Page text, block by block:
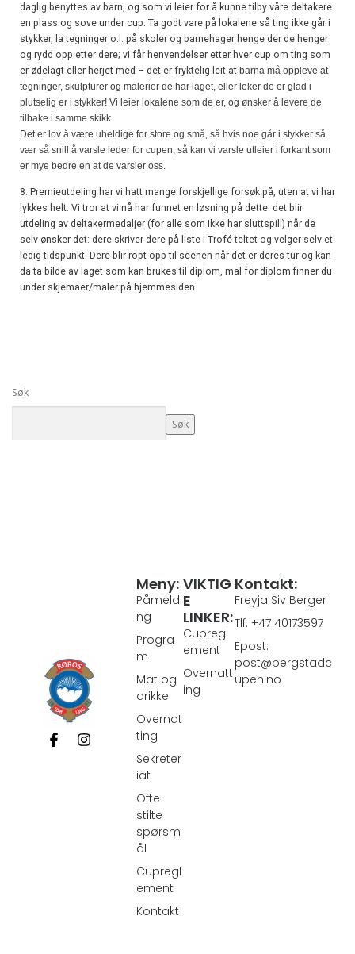
daglig benyttes av barn, og som vi leier for å kunne tilby våre deltakere
en plass og sove under cup. Ta godt vare på lokalene så ting ikke går i
stykker, la tegninger o.l. på skoler og barnehager henge der de henger
og rydd opp etter dere; vi får henvendelser etter hver cup om ting som
er ødelagt eller herjet med – det er fryktelig leit at barna må oppleve at
tegninger, skulpturer og malerier de har laget, eller leker de er glad i
plutselig er i stykker! Vi leier lokalene som de er, og ønsker å levere de
tilbake i samme skikk.
Det er lov å være uheldige for store og små, så hvis noe går i stykker så
vær så snill å varsle leder for cupen, så kan vi varsle utleier i forkant som
er mye bedre en at de varsler oss.
8. Premieutdeling har vi hatt mange forskjellige forsøk på, uten at vi har
lykkes helt. Vi tror at vi nå har funnet en løsning på dette: det blir
utdeling av deltakermedaljer (for alle som ikke har sluttspill) når de
selv ønsker det: dere skriver dere på liste i Trofé-teltet og velger selv et
ledig tidspunkt. Dere blir ropt opp til scenen når det er deres tur og kan
da ta bilde av laget som kan brukes til diplom, mal for diplom finner du
under skjemaer/maler på hjemmesiden.
Søk
Søk
VIKTIG
E
LINKER:
Cupregl
ement
Overnatt
ing
Meny:
Påmeldi
ng
Progra
m
Mat og
drikke
Overnat
ting
Sekreter
iat
Ofte
stilte
spørsm
ål
Cupregl
ement
Kontakt
Kontakt:
Freyja Siv Berger
Tlf: +47 40173597
Epost:
post@bergstadc
upen.no